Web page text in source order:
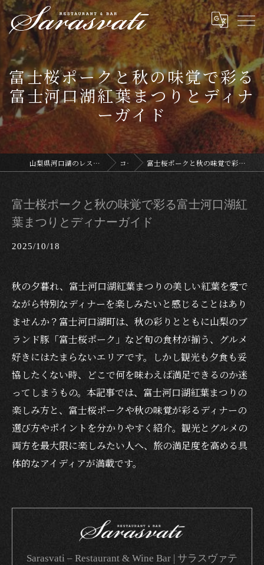
富士桜ポークと秋の味覚で彩る
富士河口湖紅葉まつりとディナ
ーガイド
山梨県河口湖のレストランならサラスヴァティー コラム 富士桜ポークと秋の味覚で彩る富士河口湖紅葉まつりとディナーガイド
富士桜ポークと秋の味覚で彩る富士河口湖紅
葉まつりとディナーガイド
2025/10/18
秋の夕暮れ、富士河口湖紅葉まつりの美しい紅葉を愛で
ながら特別なディナーを楽しみたいと感じることはあり
ませんか？富士河口湖町は、秋の彩りとともに山梨のブ
ランド豚「富士桜ポーク」など旬の食材が揃う、グルメ
好きにはたまらないエリアです。しかし観光も夕食も妥
協したくない時、どこで何を味わえば満足できるのか迷
ってしまうもの。本記事では、富士河口湖紅葉まつりの
楽しみ方と、富士桜ポークや秋の味覚が彩るディナーの
選び方やポイントを分かりやすく紹介。観光とグルメの
両方を最大限に楽しみたい人へ、旅の満足度を高める具
体的なアイディアが満載です。
Sarasvati – Restaurant & Wine Bar | サラスヴァテ